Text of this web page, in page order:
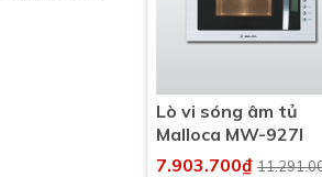
Lò vi sóng âm tủ
Malloca MW-927I
7.903.700₫